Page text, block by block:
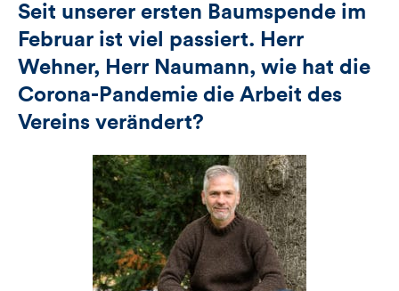
Seit unserer ersten Baumspende im
Februar ist viel passiert. Herr
Wehner, Herr Naumann, wie hat die
Corona-Pandemie die Arbeit des
Vereins verändert?